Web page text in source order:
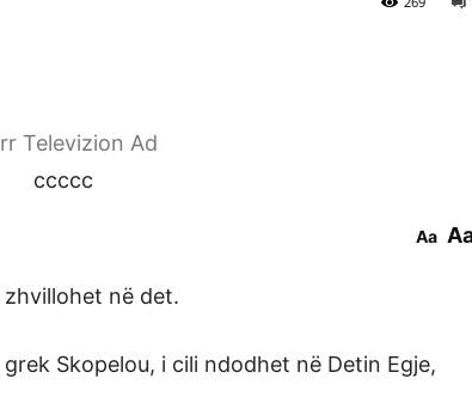
Televizion Ad
ccccc
Aa
në det.
Skopelou, i cili ndodhet në Detin Egje,